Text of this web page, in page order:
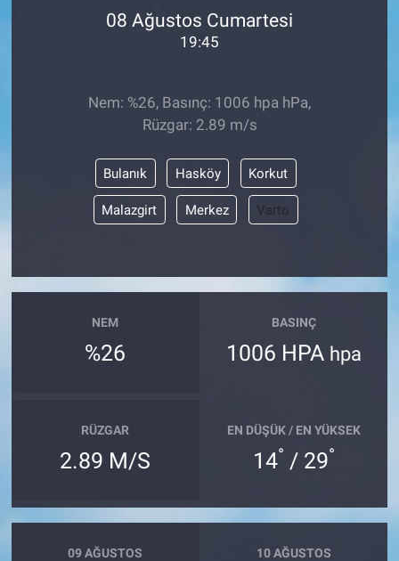
08 Ağustos Cumartesi
19:45
Nem: %26, Basınç: 1006 hpa hPa,
Rüzgar: 2.89 m/s
Bulanık Hasköy Korkut
Malazgirt Merkez Varto
NEM
%26
BASINÇ
1006 HPA hpa
RÜZGAR
2.89 M/S
EN DÜŞÜK / EN YÜKSEK
14° / 29°
09 AĞUSTOS 10 AĞUSTOS